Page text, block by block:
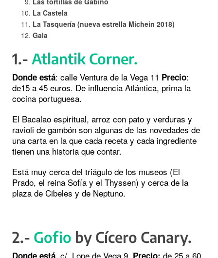
La Castela
La Tasquería (nueva estrella Michein 2018)
Gala
1.- Atlantik Corner.
Donde está: calle Ventura de la Vega 11 Precio:
de15 a 45 euros. De influencia Atlántica, prima la
cocina portuguesa.
El Bacalao espiritual, arroz con pato y verduras y
ravioli de gambón son algunas de las novedades de
una carta en la que cada receta y cada ingrediente
tienen una historia que contar.
Está muy cerca del triágulo de los museos (El
Prado, el reina Sofía y el Thyssen) y cerca de la
plaza de Cibeles y de Neptuno.
2.- Gofio by Cícero Canary.
Donde está. c/ Lope de Vega 9. Precio: de 25 a 60